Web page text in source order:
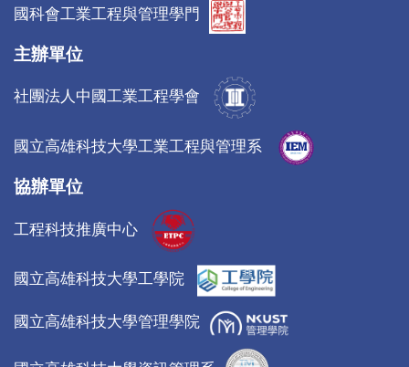
國科會工業工程與管理學門
主辦單位
社團法人中國工業工程學會
國立高雄科技大學工業工程與管理系
協辦單位
工程科技推廣中心
國立高雄科技大學工學院
國立高雄科技大學管理學院